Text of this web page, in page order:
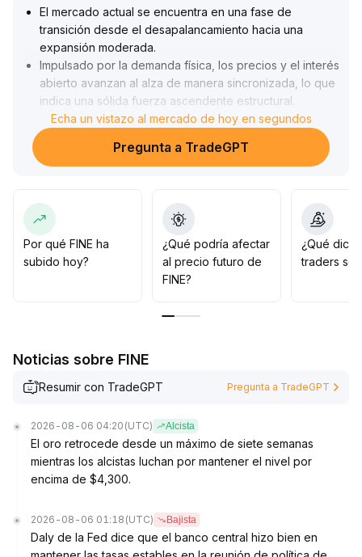
El mercado actual se encuentra en una fase de
transición desde el desapalancamiento hacia una
expansión moderada.
Impulsado por la demanda física, los precios y el interés
abierto avanzan al alza de manera sincronizada, lo que
indica una sólida fuerza ascendente estructural
Las fluctuaciones a corto plazo no alteran la tendencia
positiva a medio plazo, mientras que la confianza del
capital se recupera gradualmente.
Los fundamentales mejoran a medio y largo plazo, pero
conviene estar atentos a divergencias negativas en
máximos y a anomalías en volumen y precio
Se recomienda vigilar la dinámica de transacciones y
posiciones abiertas, posicionarse en retrocesos y
evitar correcciones temporales
Echa un vistazo al mercado de hoy en segundos
Pregunta a TradeGPT
Por qué FINE ha
subido hoy?
¿Qué podría afectar
al precio futuro de
FINE?
¿Qué
traders
Noticias sobre FINE
Resumir con TradeGPT Pregunta a TradeGPT
2026-08-06 04:20 (UTC) Alcista
El oro retrocede desde un máximo de siete semanas
mientras los alcistas luchan por mantener el nivel por
encima de $4,300.
2026-08-06 01:18 (UTC) Bajista
Daly de la Fed dice que el banco central hizo bien en